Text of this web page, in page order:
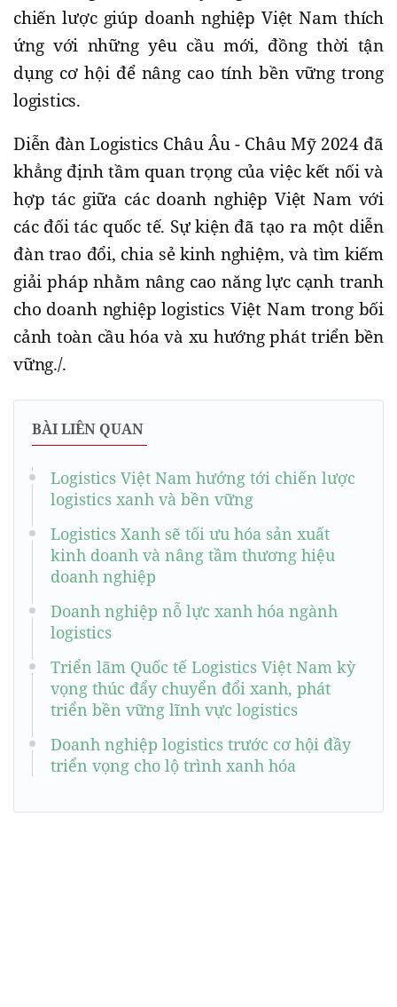
chiến lược giúp doanh nghiệp Việt Nam thích
ứng với những yêu cầu mới, đồng thời tận
dụng cơ hội để nâng cao tính bền vững trong
logistics.
Diễn đàn Logistics Châu Âu - Châu Mỹ 2024 đã
khẳng định tầm quan trọng của việc kết nối và
hợp tác giữa các doanh nghiệp Việt Nam với
các đối tác quốc tế. Sự kiện đã tạo ra một diễn
đàn trao đổi, chia sẻ kinh nghiệm, và tìm kiếm
giải pháp nhằm nâng cao năng lực cạnh tranh
cho doanh nghiệp logistics Việt Nam trong bối
cảnh toàn cầu hóa và xu hướng phát triển bền
vững./.
BÀI LIÊN QUAN
Logistics Việt Nam hướng tới chiến lược
logistics xanh và bền vững
Logistics Xanh sẽ tối ưu hóa sản xuất
kinh doanh và nâng tầm thương hiệu
doanh nghiệp
Doanh nghiệp nỗ lực xanh hóa ngành
logistics
Triển lãm Quốc tế Logistics Việt Nam kỳ
vọng thúc đẩy chuyển đổi xanh, phát
triển bền vững lĩnh vực logistics
Doanh nghiệp logistics trước cơ hội đầy
triển vọng cho lộ trình xanh hóa